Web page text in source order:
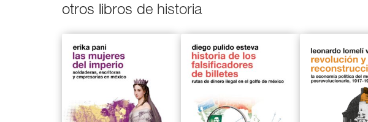
otros libros de historia